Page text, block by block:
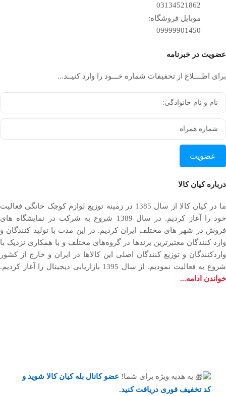
03134521862
موبایل فروشگاه:
09999901450
عضویت در خبرنامه
برای اطــــلاع از تخفیفات شماره خـــود را وارد کنیــد...
عضویت
درباره کیان کالا
ما در کیان کالا از سال 1385 در زمینه توزیع لوازم کوچک خانگی فعالیت
خود را آغاز کردیم. در سال 1389 شروع به شرکت در نمایشگاه های
فروش در شهر های مختلف ایران کردیم. در اين مدت با توليد كنندگان و
وارد كنندگان معتبرترین برندها در گروه‌‏های مختلف و با همکاری نزدیک با
وارد‏کنندگان و توزیع‏ کنندگان اصلی این کالاها در ایران و خارج از کشور
شروع به فعاليت نمودیم. از سال 1395 بازاریابی دیجیتال را آغاز کردیم.
خواندن ادامه...
یه هدیه ویژه برای شما! عضو کانال بله کیان کالا شوید و
کد تخفیف فوری دریافت کنید.